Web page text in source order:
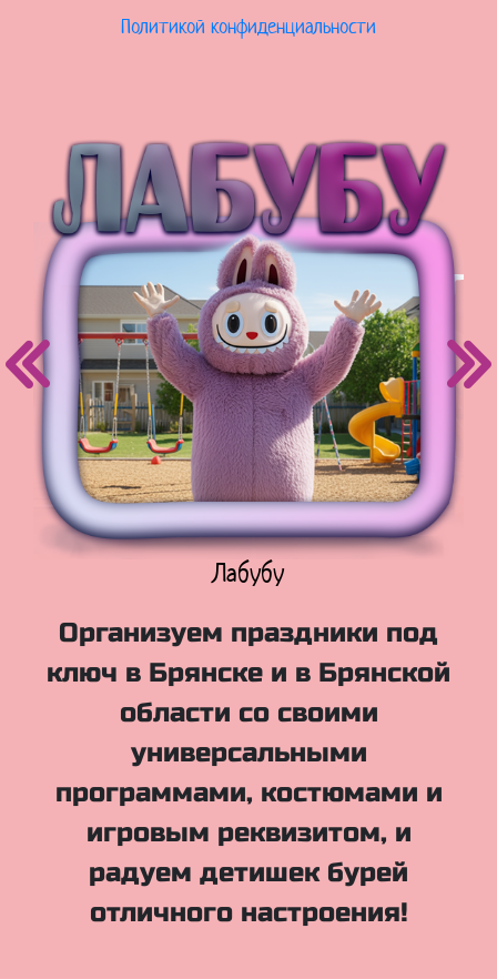
Политикой конфиденциальности
Куклы Лол
Организуем праздники под
ключ в Брянске и в Брянской
области со своими
универсальными
программами, костюмами и
игровым реквизитом, и
радуем детишек бурей
отличного настроения!